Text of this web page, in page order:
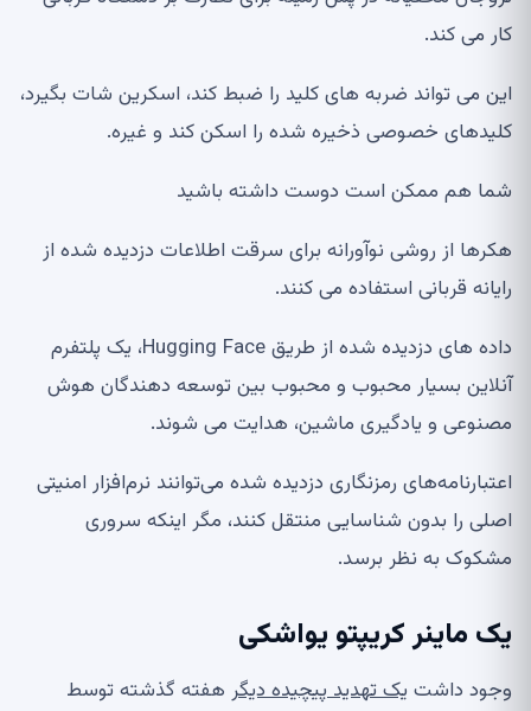
کار می کند.
این می تواند ضربه های کلید را ضبط کند، اسکرین شات بگیرد،
کلیدهای خصوصی ذخیره شده را اسکن کند و غیره.
شما هم ممکن است دوست داشته باشید
هکرها از روشی نوآورانه برای سرقت اطلاعات دزدیده شده از
رایانه قربانی استفاده می کنند.
داده های دزدیده شده از طریق Hugging Face، یک پلتفرم
آنلاین بسیار محبوب و محبوب بین توسعه دهندگان هوش
مصنوعی و یادگیری ماشین، هدایت می شوند.
اعتبارنامه‌های رمزنگاری دزدیده شده می‌توانند نرم‌افزار امنیتی
اصلی را بدون شناسایی منتقل کنند، مگر اینکه سروری
مشکوک به نظر برسد.
یک ماینر کریپتو یواشکی
وجود داشت یک تهدید پیچیده دیگر هفته گذشته توسط